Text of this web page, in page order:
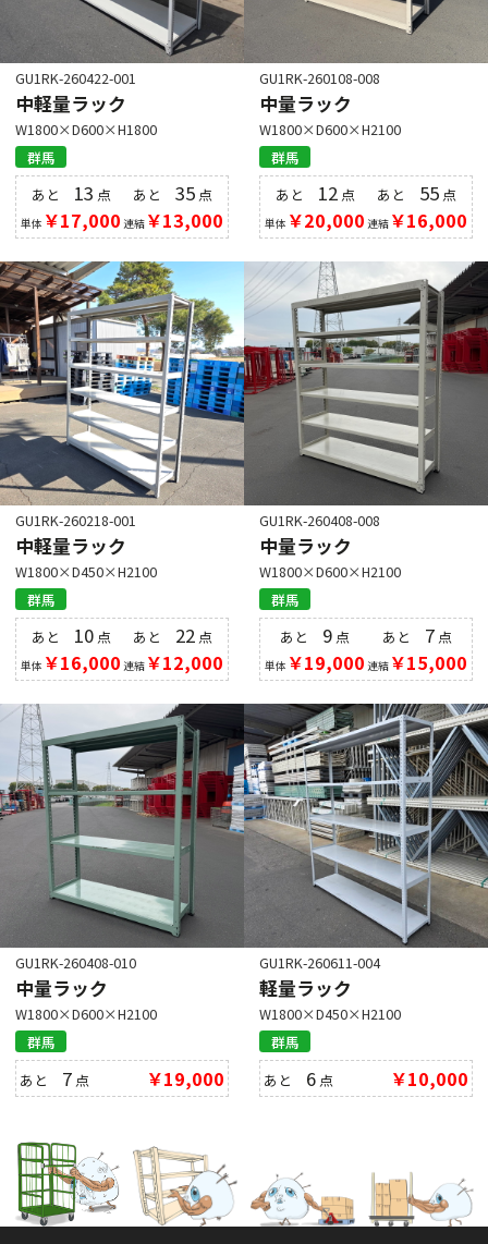
GU1RK-260422-001
中軽量ラック
W1800×D600×H1800
群馬
あと 13 点
単体 ￥17,000
あと35 点
連結￥13,000
GU1RK-260108-008
中量ラック
W1800×D600×H2100
群馬
あと 12点
単体 ￥20,000
あと 55 点
連結￥16,000
GU1RK-260218-001
中軽量ラック
W1800×D450×H2100
群馬
あと 10点
単体 ￥16,000
あと 22 点
連結￥12,000
GU1RK-260408-008
中量ラック
W1800×D600×H2100
群馬
あと 9 点
単体 ￥19,000
あと 7点
連結￥15,000
GU1RK-260408-010
中量ラック
W1800×D600×H2100
群馬
あと 7 点 ￥19,000
GU1RK-260611-004
軽量ラック
W1800×D450×H2100
群馬
あと 6 点 ￥10,000